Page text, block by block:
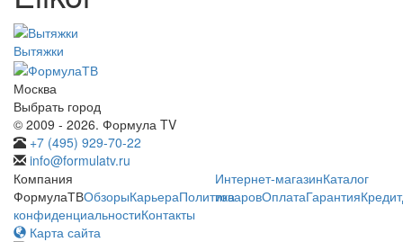
Вытяжки
Москва
Выбрать город
© 2009 - 2026. Формула TV
+7 (495) 929-70-22
info@formulatv.ru
Компания
ФормулаТВОбзорыКарьераПолитика
конфиденциальностиКонтакты
Интернет-магазинКаталог
товаровОплатаГарантияКредит
Карта сайта